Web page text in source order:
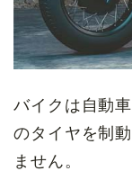
バイクは自動
のタイヤを制
ません。